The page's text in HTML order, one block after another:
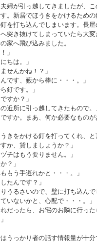
婦が引っ越してきましたが、
。新居でほうきをかけるための
を打ち込んでしまいます。長
突き抜けてしまっていたら大
家へ飛び込みました。
」
ちは。」
せんかね！？」
です、藪から棒に・・・。」
釘です。」
すか？」
の近所に引っ越してきたもので。
ですか。まあ、何か必要なもの
うきをかける釘を打ってくれ、と
か、貸しましょうか？」
チはもう要りません。」
？」
もう手遅れかと・・・。」
たんです？」
りうるさいので、壁に打ち込ん
いないかと、心配で・・・。」
だったら、お宅のお隣に行っ
うっかり者の話す情報量が十